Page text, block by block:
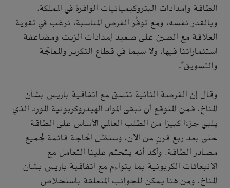
الطاقة وإمدادات البتروكيميائيات الوافرة في المملكة.
وبالقدر نفسه، ومع توفُّر الفرص المناسبة، نرغب في تقوية
العلاقة مع الصين على صعيد إمدادات الزيت ومضاعفة
استثماراتنا فيها، ولا سيما في قطاع التكرير والمعالجة
والتسويق".
وقال إن الفرصة الثانية تتسق مع اتفاقية باريس بشأن
المناخ، فمن المتوقع أن تبقى المواد الهيدروكربونية المورد الذي
يلبي جزءًا كبيرًا من الطلب العالمي الأساس على الطاقة
حتى بعد ربع قرنٍ من الآن، وستظل الحاجة قائمة لجميع
مصادر الطاقة. وأكد أنه يتحتم علينا التعامل مع
الانبعاثات الكربونية بما يتواءم مع اتفاقية باريس بشأن
المناخ، ومن هنا يمكن للجوانب المتعلقة باستخلاص